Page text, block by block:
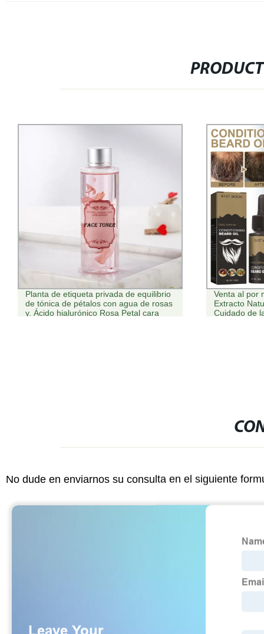
Venta al por mayor aceite de barba
Extracto Natural aceite vegetal suave
Cuidado de la barba para hombres
Productos
piel Happy+
Set de
No dude en enviarnos su consulta en el siguiente